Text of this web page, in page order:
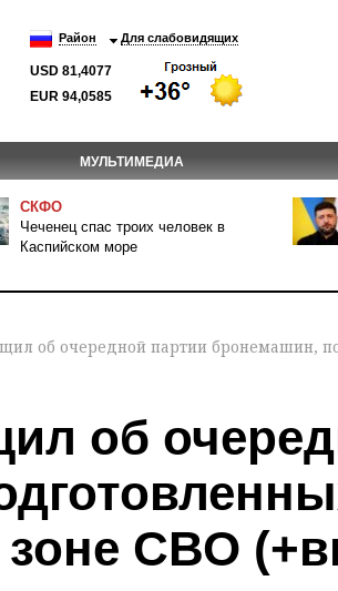
Район Для слабовидящих
USD 81,4077
EUR 94,0585
МУЛЬТИМЕДИА
СКФО
Чеченец спас троих человек в
Каспийском море
об очередной партии бронемашин,
об
зоне СВО